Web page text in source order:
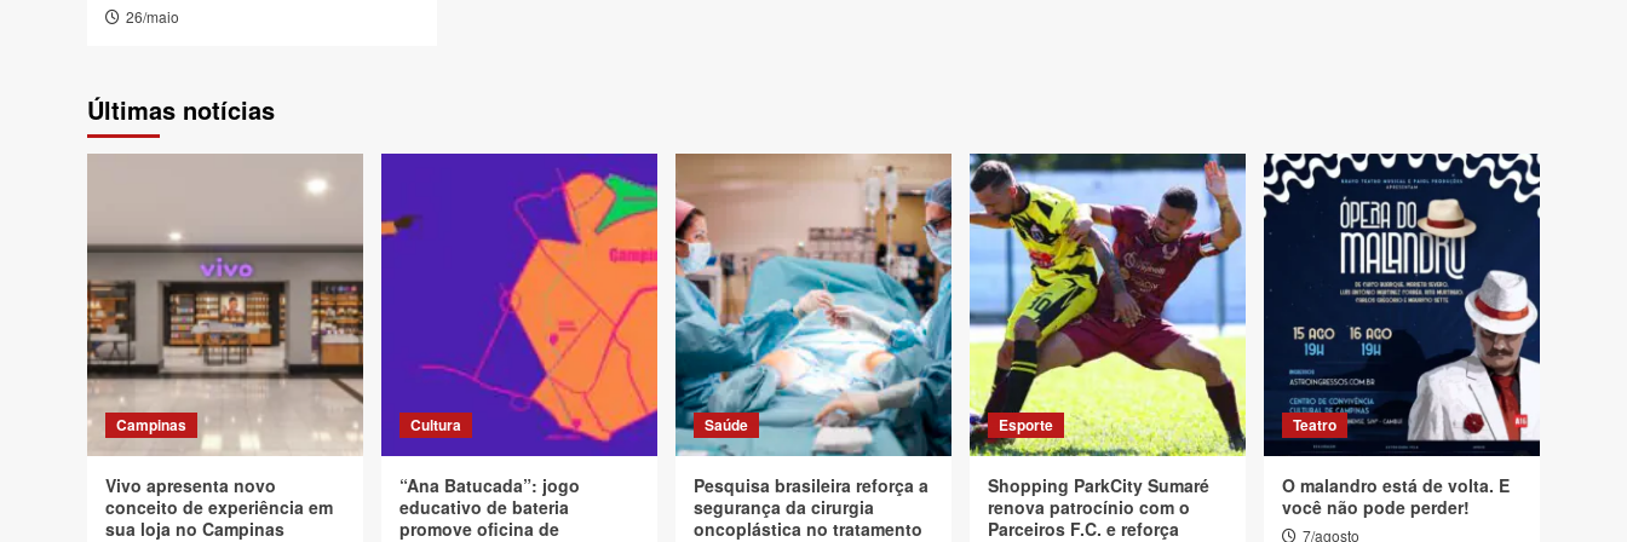
26/maio
Últimas notícias
Campinas
Vivo apresenta novo
conceito de experiência em
sua loja no Campinas
Cultura
“Ana Batucada”: jogo
educativo de bateria
promove oficina de
Saúde
Pesquisa brasileira reforça a
segurança da cirurgia
oncoplástica no tratamento
Esporte
Shopping ParkCity Sumaré
renova patrocínio com o
Parceiros F.C. e reforça
Teatro
O malandro está de volta. E
você não pode perder!
7/agosto